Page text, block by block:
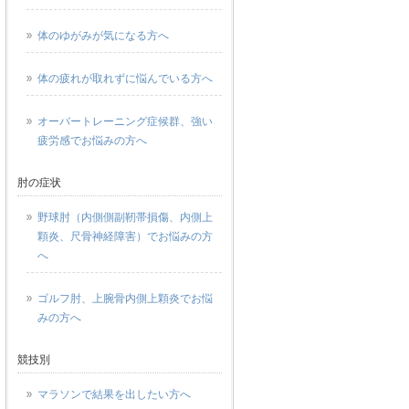
体のゆがみが気になる方へ
体の疲れが取れずに悩んでいる方へ
オーバートレーニング症候群、強い
疲労感でお悩みの方へ
肘の症状
野球肘（内側側副靭帯損傷、内側上
顆炎、尺骨神経障害）でお悩みの方
へ
ゴルフ肘、上腕骨内側上顆炎でお悩
みの方へ
競技別
マラソンで結果を出したい方へ